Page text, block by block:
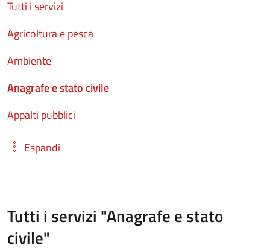
Tutti i servizi
Agricoltura e pesca
Ambiente
Anagrafe e stato civile
Appalti pubblici
Espandi
Tutti i servizi "Anagrafe e stato
civile"